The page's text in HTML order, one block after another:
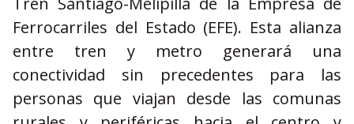
Ferrocarriles del Estado (EFE). Esta alianza
entre tren y metro generará una
conectividad sin precedentes para las
personas que viajan desde las comunas